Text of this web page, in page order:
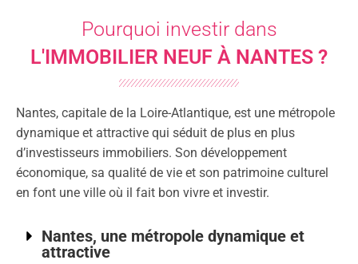
Pourquoi investir dans
L'IMMOBILIER NEUF À NANTES ?
Nantes, capitale de la Loire-Atlantique, est une métropole
dynamique et attractive qui séduit de plus en plus
d’investisseurs immobiliers. Son développement
économique, sa qualité de vie et son patrimoine culturel
en font une ville où il fait bon vivre et investir.
Nantes, une métropole dynamique et
attractive